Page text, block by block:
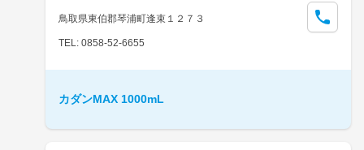
鳥取県東伯郡琴浦町逢束１２７３
TEL: 0858-52-6655
カダンMAX 1000mL